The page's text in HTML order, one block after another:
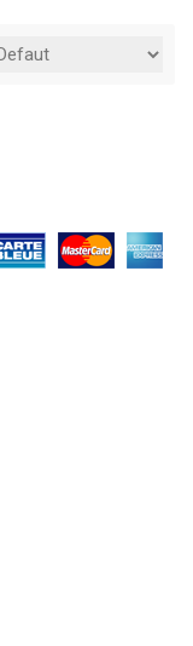
de grandes
clic. C'est le moment